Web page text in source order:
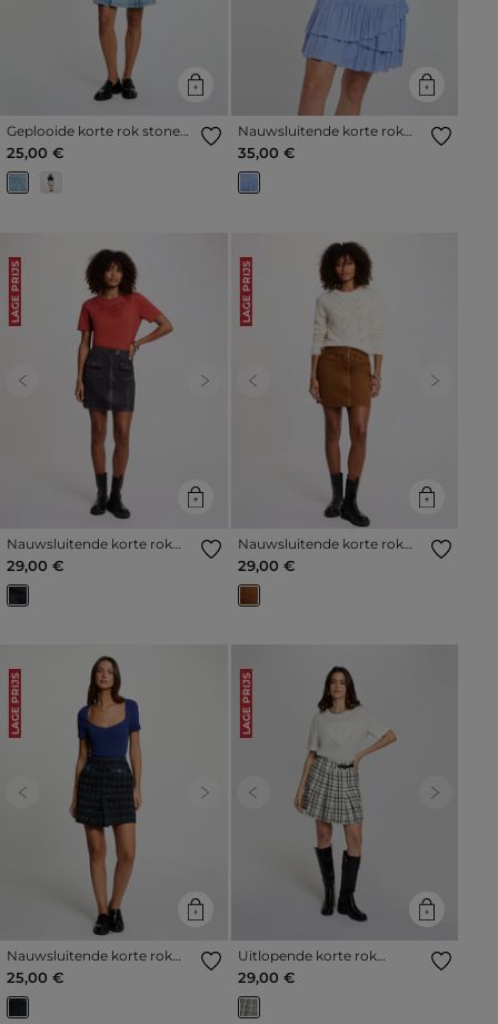
Geplooide korte rok stone
washed denim vrouw
25,00 €
Nauwsluitende korte rok
bleu vrouw
35,00 €
LAGE PRIJS
Previous Next
Nauwsluitende korte rok
marineblauw vrouw
29,00 €
LAGE PRIJS
Previous Next
Nauwsluitende korte rok
cognacbruin vrouw
29,00 €
LAGE PRIJS
Previous Next
Nauwsluitende korte rok
meerkleurig vrouw
25,00 €
LAGE PRIJS
Previous Next
Uitlopende korte rok
meerkleurig vrouw
29,00 €